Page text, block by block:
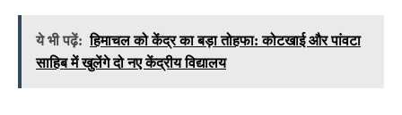
ये भी पढ़ें: हिमाचल को केंद्र का बड़ा तोहफा: कोटखाई और पांवटा
साहिब में खुलेंगे दो नए केंद्रीय विद्यालय